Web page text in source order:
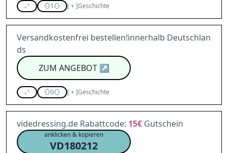
1 [+]Geschichte
Versandkostenfrei bestellen!innerhalb Deutschlan
ds
ZUM ANGEBOT↗
0 [+]Geschichte
videdressing.de Rabattcode: 15€ Gutschein
anklicken & kopieren
VD180212